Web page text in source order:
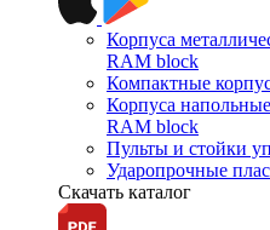
Корпуса
RAM block
Компактные
Корпуса
RAM block
Пульты и стойки
Ударопрочные
Скачать каталог